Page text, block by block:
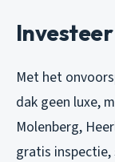
Met het
dak geen luxe,
Molenberg,
gratis inspectie,